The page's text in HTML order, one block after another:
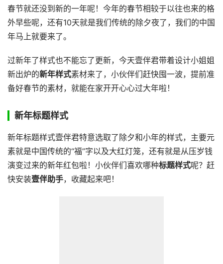
春节就还没到新的一年呢！今年的春节相较于以往也来的格
外早些呢，还有10天就是我们传统的除夕夜了，我们的中国
年马上就要来了。
过新年了样式也不能忘了更新，今天壹伴君带着设计小姐姐
新出炉的新年样式素材来了，小伙伴们赶快囤一波，提前准
备好春节的素材，就能在家开开心心过大年啦！
新年标题样式
新年标题样式壹伴君特意选取了除夕和小年的样式，主要元
素就是中国传统的“福”字以及大红灯笼，还有就是从压岁钱
演变过来的新年红包啦！小伙伴们喜欢哪种标题样式呢？赶
快安装壹伴助手，收藏起来吧！